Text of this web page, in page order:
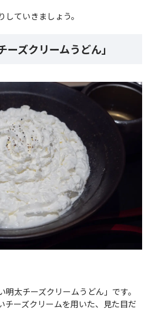
ていきましょう。
ズクリームうどん」
太チーズクリームうどん」です。
チーズクリームを用いた、見た目だ